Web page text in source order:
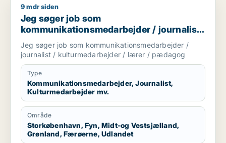
Jeg søger job som kommunikationsmedarbejder /
9 mdr siden
Jeg søger job som
kommunikationsmedarbejder / journalist
/ kulturmedarbejder / lærer / pædagog
Jeg søger job som kommunikationsmedarbejder /
journalist / kulturmedarbejder / lærer / pædagog
Type
Kommunikationsmedarbejder, Journalist,
Kulturmedarbejder mv.
Område
Storkøbenhavn, Fyn, Midt-og Vestsjælland,
Grønland, Færøerne, Udlandet